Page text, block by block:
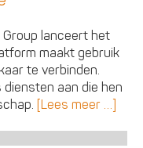
lanceert het
maakt gebruik
te verbinden.
aan die hen
[Lees meer …]